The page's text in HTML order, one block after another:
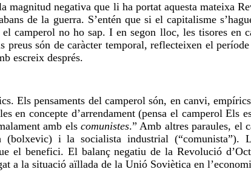
negativa que li ha portat aquesta mateixa
de la guerra. S’entén que si el capitalisme
camperol no ho sap. I en segon lloc, les tisores en
són de caràcter temporal, reflecteixen el
escreix després.
Els pensaments del camperol són, en canvi,
en concepte d’arrendament (pensa el camperol Els
amb elscomunistes.” Amb altres paraules, el
(bolxevic) i la socialista industrial
el benefici. El balanç negatiu de la Revolució
a la situació aïllada de la Unió Soviètica en